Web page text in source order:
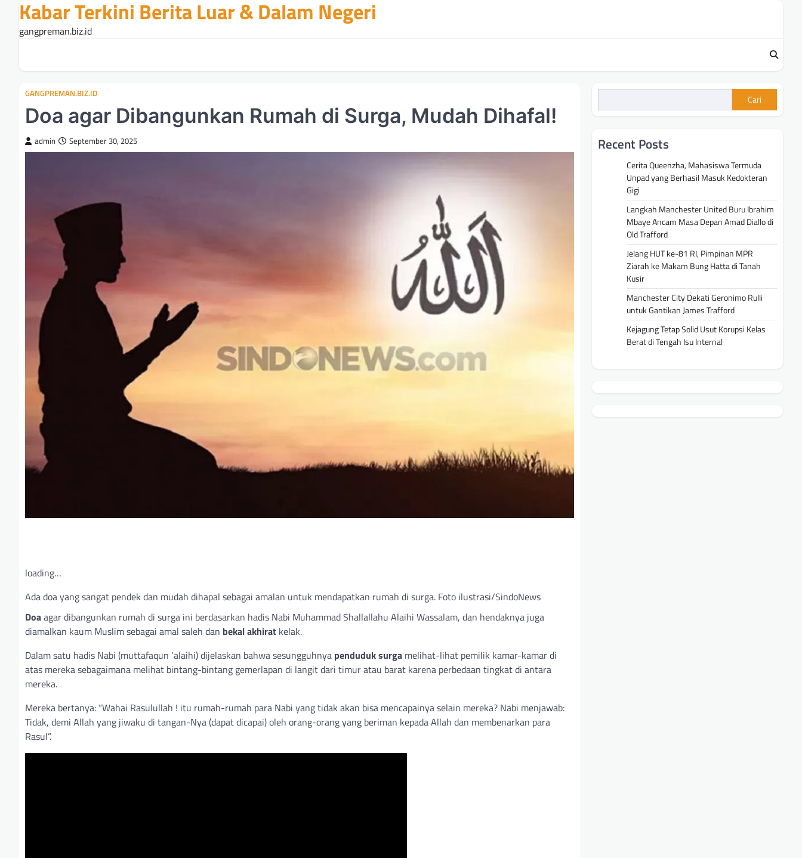
content
Kabar Terkini Berita Luar & Dalam Negeri
gangpreman.biz.id
GANGPREMAN.BIZ.ID
Doa agar Dibangunkan Rumah di Surga, Mudah Dihafal!
admin September 30, 2025
loading…
Ada doa yang sangat pendek dan mudah dihapal sebagai amalan untuk mendapatkan rumah di surga. Foto ilustrasi/SindoNews
Doaagar dibangunkan rumah di surga ini berdasarkan hadis Nabi Muhammad Shallallahu Alaihi Wassalam, dan hendaknya juga
diamalkan kaum Muslim sebagai amal saleh dan bekal akhirat kelak.
Dalam satu hadis Nabi (muttafaqun ‘alaihi) dijelaskan bahwa sesungguhnya penduduk surga melihat-lihat pemilik kamar-kamar di
atas mereka sebagaimana melihat bintang-bintang gemerlapan di langit dari timur atau barat karena perbedaan tingkat di antara
mereka.
Mereka bertanya: “Wahai Rasulullah ! itu rumah-rumah para Nabi yang tidak akan bisa mencapainya selain mereka? Nabi menjawab:
Tidak, demi Allah yang jiwaku di tangan-Nya (dapat dicapai) oleh orang-orang yang beriman kepada Allah dan membenarkan para
Rasul”.
Cari
Recent Posts
Cerita Queenzha, Mahasiswa Termuda
Unpad yang Berhasil Masuk Kedokteran
Gigi
Langkah Manchester United Buru Ibrahim
Mbaye Ancam Masa Depan Amad Diallo di
Old Trafford
Jelang HUT ke-81 RI, Pimpinan MPR
Ziarah ke Makam Bung Hatta di Tanah
Kusir
Manchester City Dekati Geronimo Rulli
untuk Gantikan James Trafford
Kejagung Tetap Solid Usut Korupsi Kelas
Berat di Tengah Isu Internal